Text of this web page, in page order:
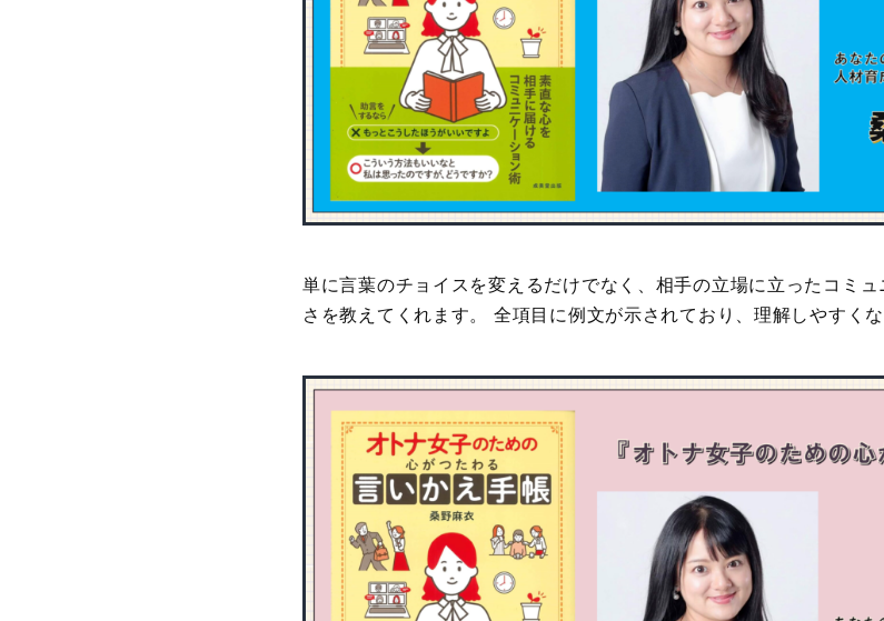
単に言葉のチョイスを変えるだけでなく、相手の立場に立ったコミ
さを教えてくれます。 全項目に例文が示されており、理解しやすく